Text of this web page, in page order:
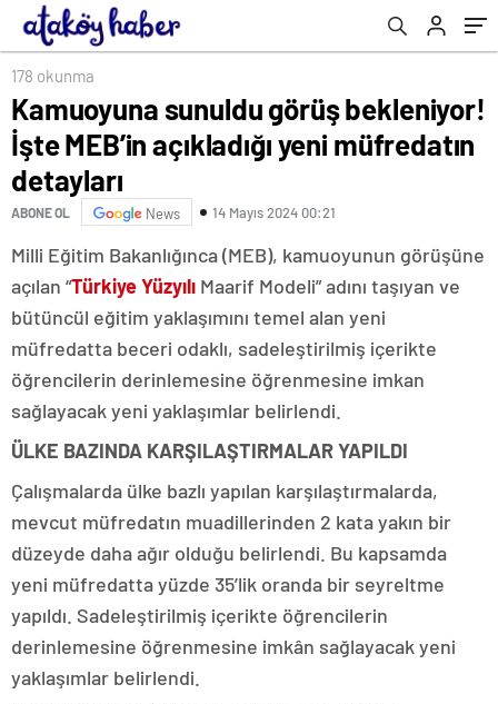
178 okunma
Kamuoyuna sunuldu görüş bekleniyor!
İşte MEB’in açıkladığı yeni müfredatın
detayları
ABONE OL News 14 Mayıs 2024 00:21
Milli Eğitim Bakanlığınca (MEB), kamuoyunun görüşüne
açılan “Türkiye Yüzyılı Maarif Modeli” adını taşıyan ve
bütüncül eğitim yaklaşımını temel alan yeni
müfredatta beceri odaklı, sadeleştirilmiş içerikte
öğrencilerin derinlemesine öğrenmesine imkan
sağlayacak yeni yaklaşımlar belirlendi.
ÜLKE BAZINDA KARŞILAŞTIRMALAR YAPILDI
Çalışmalarda ülke bazlı yapılan karşılaştırmalarda,
mevcut müfredatın muadillerinden 2 kata yakın bir
düzeyde daha ağır olduğu belirlendi. Bu kapsamda
yeni müfredatta yüzde 35’lik oranda bir seyreltme
yapıldı. Sadeleştirilmiş içerikte öğrencilerin
derinlemesine öğrenmesine imkân sağlayacak yeni
yaklaşımlar belirlendi.